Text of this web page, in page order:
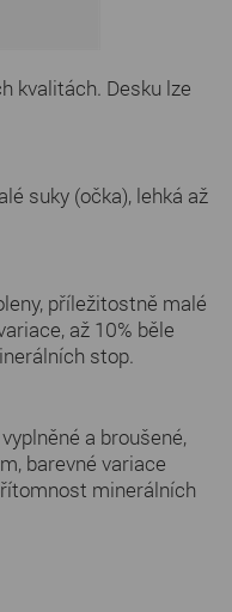
kvalitách. Desku lze
suky (očka), lehká až
příležitostně malé
až 10% běle
stop.
a broušené,
barevné variace
minerálních